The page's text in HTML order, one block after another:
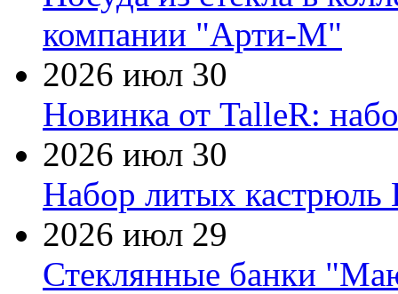
компании "Арти-М"
2026 июл 30
Новинка от TalleR:
2026 июл 30
Набор литых кастрюль
2026 июл 29
Стеклянные банки